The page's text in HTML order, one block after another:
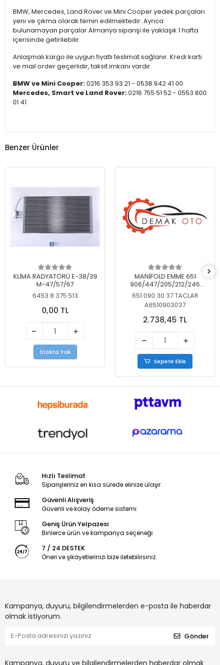
BMW, Mercedes, Land Rover ve Mini Cooper yedek parçaları
yeni ve çıkma olarak temin edilmektedir. Ayrıca
bulunamayan parçalar Almanya siparişi ile yaklaşık 1 hafta
içerisinde getirilebilir.
Anlaşmalı kargo ile uygun fiyatlı teslimat sağlanır. Kredi kartı
ve mail order geçerlidir, taksit imkanı vardır.
BMW ve Mini Cooper:0216 353 93 21 - 0538 942 41 00
Mercedes, Smart ve Land Rover:0216 755 51 52 - 0553 800
01 41
Benzer Ürünler
KLİMA RADYATÖRÜ E-38/39
M-47/57/67
6453 8 375 513
0,00 TL
Stokta Yok
MANİFOLD EMME 651
906/447/205/212/246
KELEBEKSİZ
651 090 30 37 TACLAR
A6510903037
2.738,45 TL
Sepete Ekle
Hızlı Teslimat
Siparişleriniz en kısa sürede elinize ulaşır.
Güvenli Alışveriş
Güvenli ve kolay ödeme sistemi
Geniş Ürün Yelpazesi
Binlerce ürün ve kampanya seçeneği
7 / 24 DESTEK
Öneri ve şikayetlerinizi bize iletebilirsiniz.
Kampanya, duyuru, bilgilendirmelerden e-posta ile haberdar
olmak istiyorum.
Gönder
Kampanya, duyuru ve bilgilendirmelerden haberdar olmak